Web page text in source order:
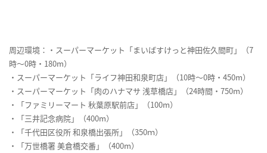
周辺環境：・スーパーマーケット「まいばすけっと神田佐久間町」（7
時～0時・180m）
・スーパーマーケット「ライフ神田和泉町店」（10時～0時・450m）
・スーパーマーケット「肉のハナマサ 浅草橋店」（24時間・750m）
・「ファミリーマート 秋葉原駅前店」（100m）
・「三井記念病院」（400m）
・「千代田区役所 和泉橋出張所」（350ｍ）
・「万世橋署 美倉橋交番」（400m）